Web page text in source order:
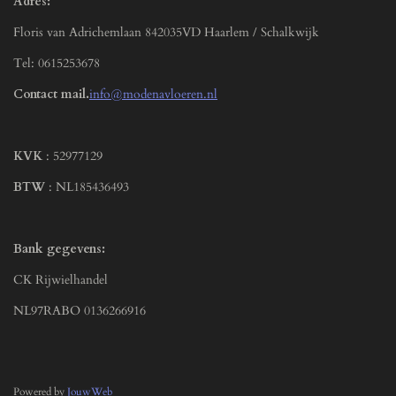
Floris van Adrichemlaan 842035VD Haarlem / Schalkwijk
Tel: 0615253678
Contact mail.info@modenavloeren.nl
KVK : 52977129
BTW : NL185436493
Bank gegevens:
CK Rijwielhandel
NL97RABO 0136266916
Powered byJouwWeb